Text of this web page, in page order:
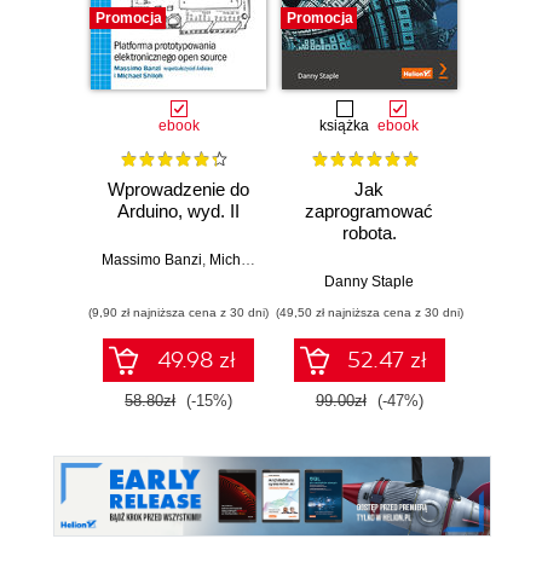
Promocja
ebook
Wprowadzenie do
Arduino, wyd. II
Massimo Banzi, Michael Shiloh
(9,90 zł najniższa cena z 30 dni)
49.98 zł
58.80zł (-15%)
Promocja
książka ebook
Jak
zaprogramować
robota.
Raspberry Pi i
tworzeniu
autonomicznych
robotów. Wydanie
II
Danny Staple
(49,50 zł najniższa cena z 30 dni)
52.47 zł
99.00zł (-47%)